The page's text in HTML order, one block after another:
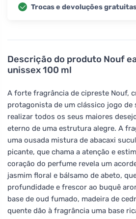
Descrição do produto Nouf
unissex 100 ml
A forte fragrância de cipreste Nouf,
protagonista de um clássico jogo
realizar todos os seus maiores
eterno de uma estrutura alegre. A
uma ousada mistura de abacaxi
picante, que chama a atenção e
coração do perfume revela um
jasmim floral e bálsamo de abeto,
profundidade e frescor ao buquê
base de oud fumado, madeira de
quente dão à fragrância uma base
Trocas e devoluções